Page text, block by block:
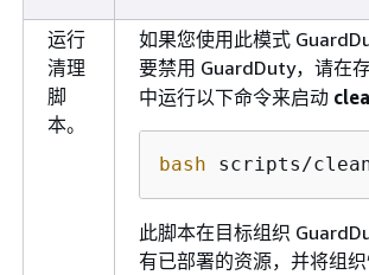
运行
清理
脚
本。
如果您使用此模式
要禁用 GuardDuty，请在
中运行以下命令来启动
bash scripts/
此脚本在目标组织
有已部署的资源，并将组